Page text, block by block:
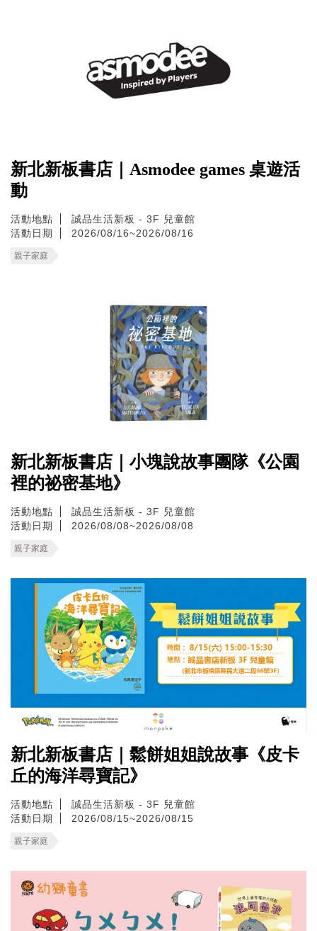
新北新板書店｜Asmodee games 桌遊活
動
活動地點
誠品生活新板 - 3F 兒童館
活動日期
2026/08/16~2026/08/16
親子家庭
新北新板書店｜小塊說故事團隊《公園
裡的祕密基地》
活動地點
誠品生活新板 - 3F 兒童館
活動日期
2026/08/08~2026/08/08
親子家庭
新北新板書店｜鬆餅姐姐說故事《皮卡
丘的海洋尋寶記》
活動地點
誠品生活新板 - 3F 兒童館
活動日期
2026/08/15~2026/08/15
親子家庭